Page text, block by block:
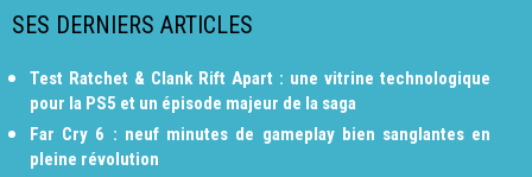
SES DERNIERS ARTICLES
Test Ratchet & Clank Rift Apart : une vitrine technologique
pour la PS5 et un épisode majeur de la saga
Far Cry 6 : neuf minutes de gameplay bien sanglantes en
pleine révolution